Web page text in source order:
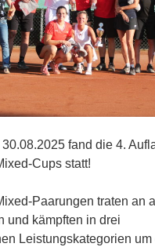
fand die 4.
Cups statt!
Paarungen traten an
und kämpften in drei
Leistungskategorien um